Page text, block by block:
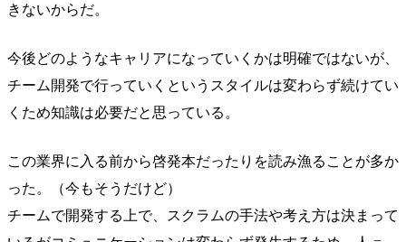
きないからだ。
今後どのようなキャリアになっていくかは明確ではないが、
チーム開発で行っていくというスタイルは変わらず続けてい
くため知識は必要だと思っている。
この業界に入る前から啓発本だったりを読み漁ることが多か
った。（今もそうだけど）
チームで開発する上で、スクラムの手法や考え方は決まって